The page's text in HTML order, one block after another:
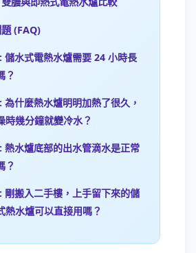
(FAQ)
儲水式電熱水爐需要 24 小時長
？
為什麼熱水爐明明加熱了很久，
時幾分鐘就變冷水？
熱水爐底部的出水管滴水是正常
？
剛搬入二手樓，上手留下來的儲
熱水爐可以直接用嗎？